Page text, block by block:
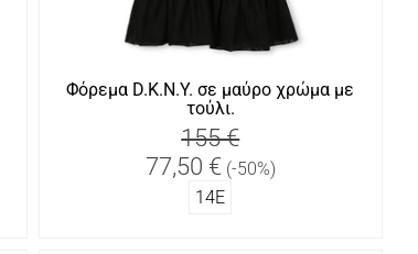
Φόρεμα D.K.N.Y. σε μαύρο χρώμα με
τούλι.
155 €
77,50 € (-50%)
14Ε